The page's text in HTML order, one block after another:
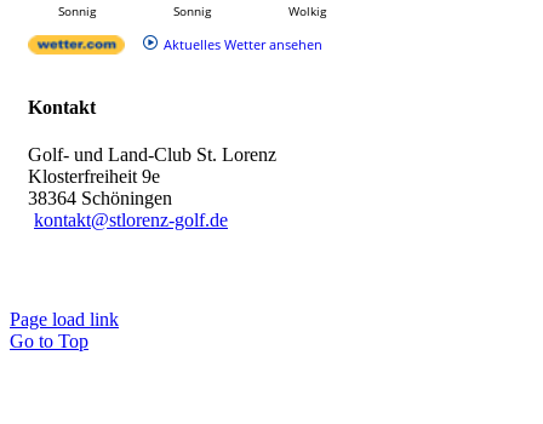
Sonnig
Sonnig
Wolkig
Aktuelles Wetter ansehen
Kontakt
Golf- und Land-Club St. Lorenz
Klosterfreiheit 9e
38364 Schöningen
kontakt@stlorenz-golf.de
Page load link
Go to Top